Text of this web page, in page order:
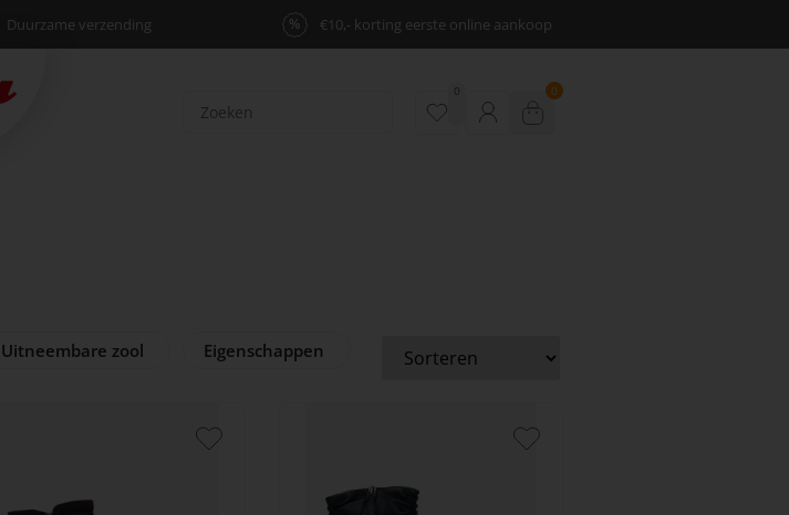
Duurzame verzending % €10,- korting eerste online aankoop
0 0
Uitneembare zool Eigenschappen